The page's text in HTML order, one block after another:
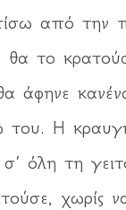
από την
θα το
άφηνε
του. Η
όλη τη
χωρίς